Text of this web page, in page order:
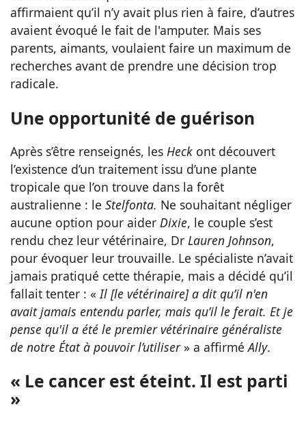
affirmaient qu’il n’y avait plus rien à faire, d’autres
avaient évoqué le fait de l'amputer. Mais ses
parents, aimants, voulaient faire un maximum de
recherches avant de prendre une décision trop
radicale.
Une opportunité de guérison
Après s’être renseignés, les Heck ont découvert
l’existence d’un traitement issu d’une plante
tropicale que l’on trouve dans la forêt
australienne : le Stelfonta. Ne souhaitant négliger
aucune option pour aider Dixie, le couple s’est
rendu chez leur vétérinaire, Dr Lauren Johnson,
pour évoquer leur trouvaille. Le spécialiste n’avait
jamais pratiqué cette thérapie, mais a décidé qu’il
fallait tenter : «Il [le vétérinaire] a dit qu’il n'en
avait jamais entendu parler, mais qu’il le ferait. Et je
pense qu'il a été le premier vétérinaire généraliste
de notre État à pouvoir l’utiliser» a affirméAlly.
« Le cancer est éteint. Il est parti
»